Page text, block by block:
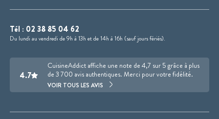
Tél : 02 38 85 04 62
Du lundi au vendredi de 9h à 13h et de 14h à 16h (sauf jours fériés).
4.7
CuisineAddict affiche une note de 4,7 sur 5 grâce à plus
de 3 700 avis authentiques. Merci pour votre fidélité.
VOIR TOUS LES AVIS